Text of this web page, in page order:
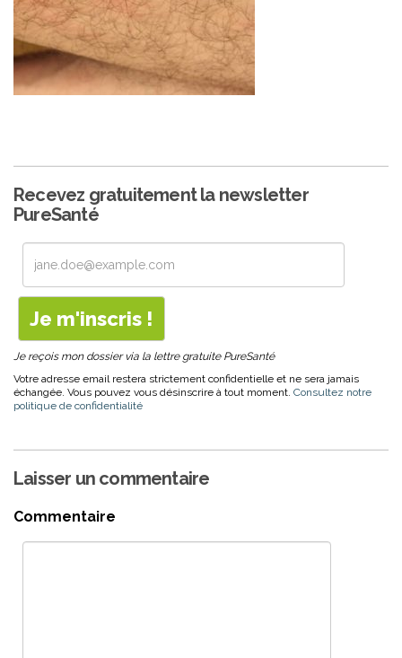
Recevez gratuitement la newsletter
PureSanté
Je reçois mon dossier via la lettre gratuite PureSanté
Votre adresse email restera strictement confidentielle et ne sera jamais
échangée. Vous pouvez vous désinscrire à tout moment. Consultez notre
politique de confidentialité
Laisser un commentaire
Commentaire